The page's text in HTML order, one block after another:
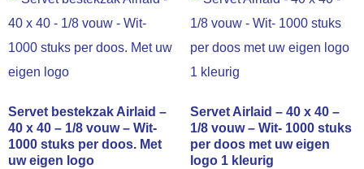
Servet bestekzak Airlaid –
40 x 40 – 1/8 vouw – Wit-
1000 stuks per doos. Met
uw eigen logo
Servet Airlaid – 40 x 40 –
1/8 vouw – Wit- 1000 stuks
per doos met uw eigen
logo 1 kleurig